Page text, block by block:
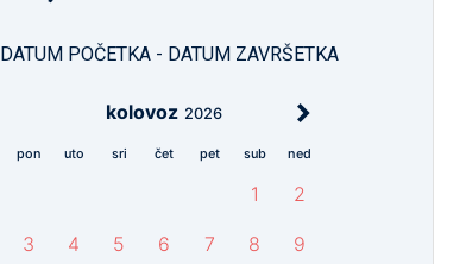
DATUM POČETKA - DATUM ZAVRŠETKA
kolovoz 2026
pon uto sri čet pet sub ned
1 2
3 4 5 6 7 8 9